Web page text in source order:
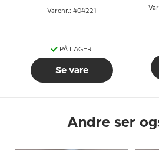
Varenr.: 404221
PÅ LAGER
Se vare
Andre ser